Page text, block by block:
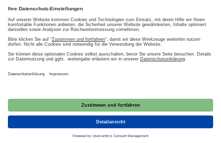
Zum Mitgliederbereich
LOGIN
2026 BDEW
Impressum|Datenschutz